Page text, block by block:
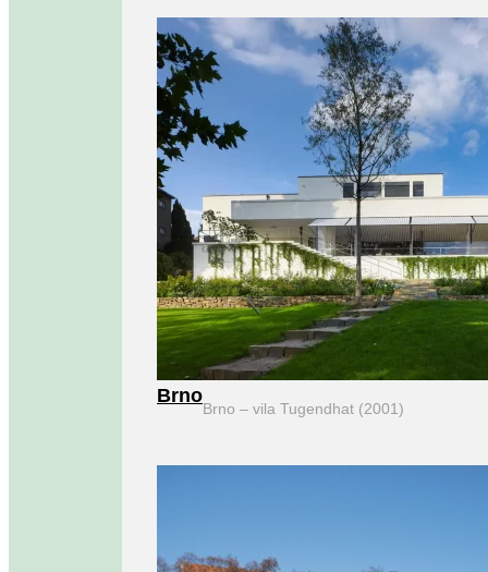
Brno
Brno – vila Tugendhat (2001)